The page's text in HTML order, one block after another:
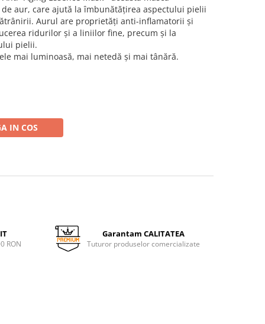
aur, care ajută la îmbunătățirea aspectului pielii
Aurul are proprietăți anti-inflamatorii și
ridurilor și a liniilor fine, precum și la
pielii.
mai luminoasă, mai netedă și mai tânără.
IN COS
RON
Garantam CALITATEA
Tuturor produselor comercializate